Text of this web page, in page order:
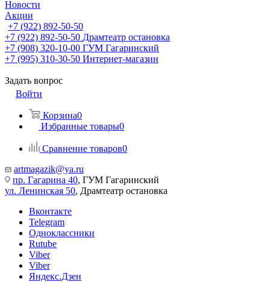
Новости
Акции
+7 (922) 892-50-50
+7 (922) 892-50-50 Драмтеатр остановка
+7 (908) 320-10-00 ГУМ Гагаринский
+7 (995) 310-30-50 Интернет-магазин
Задать вопрос
Войти
Корзина0
Избранные товары0
Сравнение товаров0
artmagazik@ya.ru
пр. Гагарина 40, ГУМ Гагаринский
ул. Ленинская 50, Драмтеатр остановка
Вконтакте
Telegram
Одноклассники
Rutube
Viber
Viber
Яндекс.Дзен